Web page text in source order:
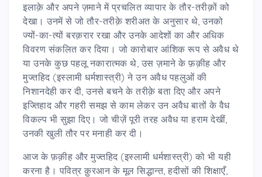
इलाक़े और अपने ज़माने में प्रचलित व्यापार के तौर-तरीक़ों को
देखा। उनमें से जो तौर-तरीक़े शरीअत के अनुसार थे, उनको
ज्यों-का-त्यों बरक़रार रखा और उनके आदेशों का और अधिक
विवरण संकलित कर दिया। जो कारोबार आंशिक रूप से अवैध थे
या उनके कुछ पहलू नकारात्मक थे, उस ज़माने के फ़क़ीह और
मुज्तहिद (इस्लामी धर्मशास्त्री) ने उन अवैध पहलुओं की
निशानदेही कर दी, उनसे बचने के तरीक़े बता दिए और अपने
इज्तिहाद और गहरी समझ से काम लेकर उन अवैध बातों के वैध
विकल्प भी सुझा दिए। जो चीज़ें पूरी तरह अवैध या हराम देखीं,
उनकी खुली तौर पर मनाही कर दी।
आज के फ़क़ीह और मुज्तहिद (इस्लामी धर्मशास्त्री) को भी यही
करना है। पवित्र क़ुरआन के मूल सिद्धान्त, हदीसों की शिक्षाएँ,